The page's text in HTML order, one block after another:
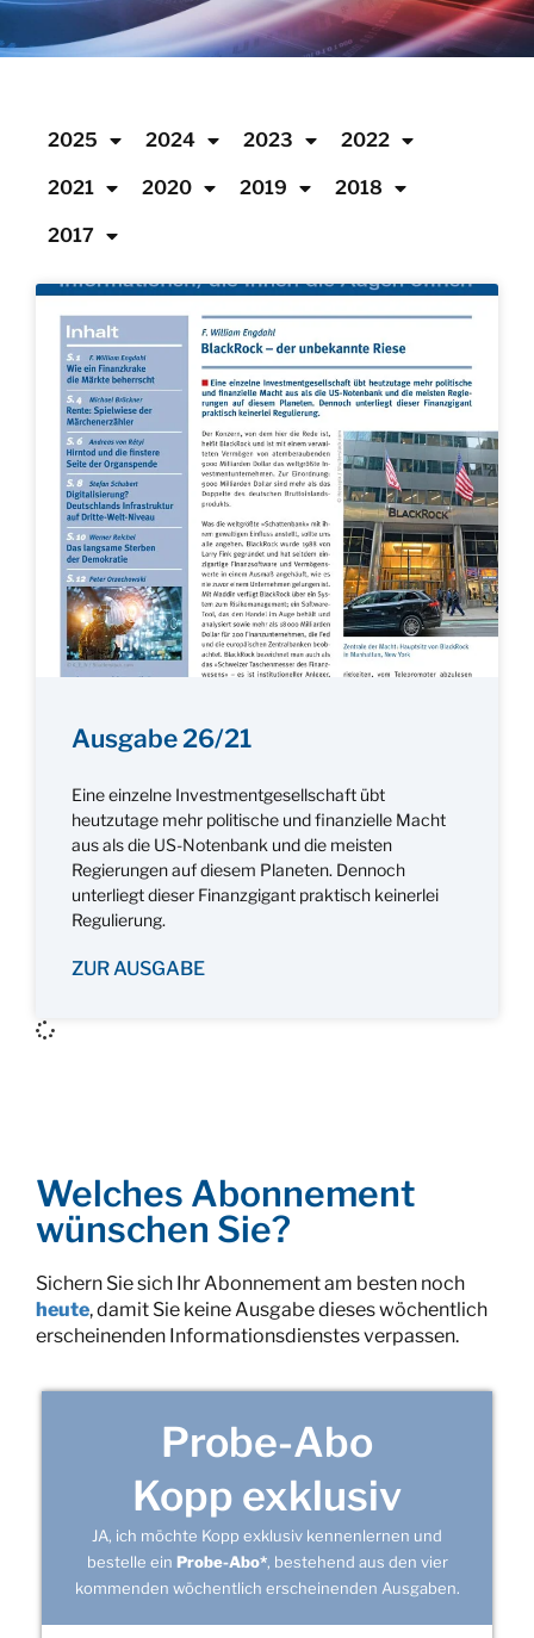
2025 2024 2023 2022
2021 2020 2019 2018
2017
Ausgabe 26/21
Eine einzelne Investmentgesellschaft übt
heutzutage mehr politische und finanzielle Macht
aus als die US-Notenbank und die meisten
Regierungen auf diesem Planeten. Dennoch
unterliegt dieser Finanzgigant praktisch keinerlei
Regulierung.
ZUR AUSGABE
Welches Abonnement
wünschen Sie?
Sichern Sie sich Ihr Abonnement am besten noch
heute, damit Sie keine Ausgabe dieses wöchentlich
erscheinenden Informationsdienstes verpassen.
Probe-Abo
Kopp exklusiv
JA, ich möchte Kopp exklusiv kennenlernen und
bestelle ein Probe-Abo*, bestehend aus den vier
kommenden wöchentlich erscheinenden Ausgaben.